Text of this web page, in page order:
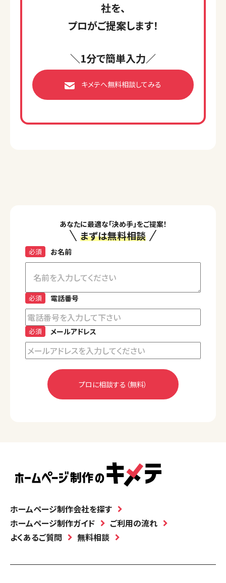
社を、
プロがご提案します！
＼1分で簡単入力／
キメテへ無料相談してみる
あなたに最適な「決め手」をご提案！
まずは無料相談
お名前
必須
電話番号
必須
メールアドレス
必須
ホームページ制作会社を探す
ホームページ制作ガイド
ご利用の流れ
よくあるご質問
無料相談